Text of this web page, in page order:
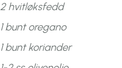
2 hvitløksfedd
1 bunt oregano
1 bunt koriander